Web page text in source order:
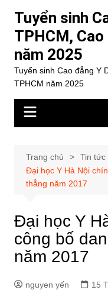
dung
Tuyển sinh
TPHCM,
năm 2025
Tuyển sinh Cao đẳng Y
TPHCM năm 2025
Trang chủ
Tin tức
Đại học Y Hà Nội
thẳng năm 2017
Đại học Y
công bố
năm 2017
nguyen yến 15